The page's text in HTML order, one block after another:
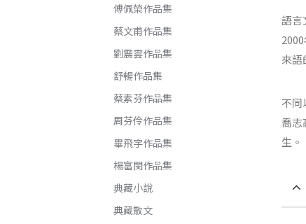
語言
來
不
喬
生。
傅佩榮作品集
蔡文甫作品集
劉震雲作品集
舒暢作品集
蔡素芬作品集
周芬伶作品集
畢飛宇作品集
楊富閔作品集
典藏小說
典藏散文